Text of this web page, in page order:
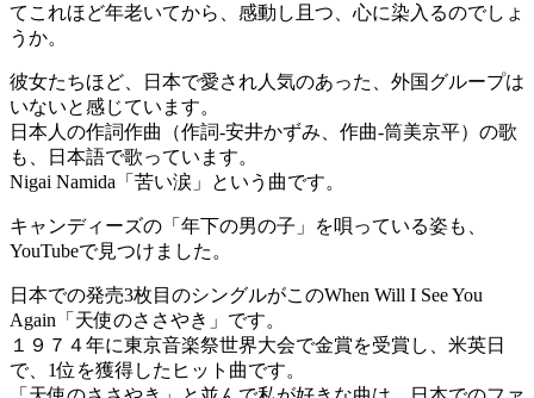
てこれほど年老いてから、感動し且つ、心に染入るのでしょ
うか。
彼女たちほど、日本で愛され人気のあった、外国グループは
いないと感じています。
日本人の作詞作曲（作詞-安井かずみ、作曲-筒美京平）の歌
も、日本語で歌っています。
Nigai Namida「苦い涙」という曲です。
キャンディーズの「年下の男の子」を唄っている姿も、
YouTubeで見つけました。
日本での発売3枚目のシングルがこのWhen Will I See You
Again「天使のささやき」です。
１９７４年に東京音楽祭世界大会で金賞を受賞し、米英日
で、1位を獲得したヒット曲です。